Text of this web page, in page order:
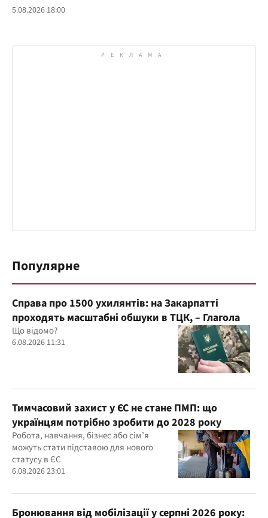
5.08.2026 18:00
Популярне
Справа про 1500 ухилянтів: на Закарпатті
проходять масштабні обшуки в ТЦК, – Глагола
Що відомо?
6.08.2026 11:31
Тимчасовий захист у ЄС не стане ПМП: що
українцям потрібно зробити до 2028 року
Робота, навчання, бізнес або сім’я
можуть стати підставою для нового
статусу в ЄС
6.08.2026 23:01
Бронювання від мобілізації у серпні 2026 року: